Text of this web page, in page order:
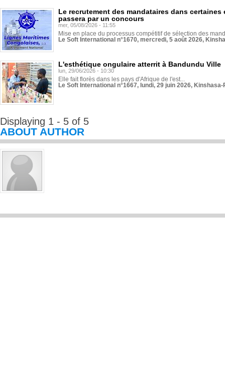
Le recrutement des mandataires dans
passera par un concours
mer, 05/08/2026 - 11:55
Mise en place du processus compétitif de sélection des
Le Soft International n°1670, mercredi, 5 août 2026,
L'esthétique ongulaire atterrit à Bandundu Ville
lun, 29/06/2026 - 10:30
Elle fait florès dans les pays d'Afrique de l'est...
Le Soft International n°1667, lundi, 29 juin 2026,
Displaying 1 - 5 of 5
ABOUT AUTHOR